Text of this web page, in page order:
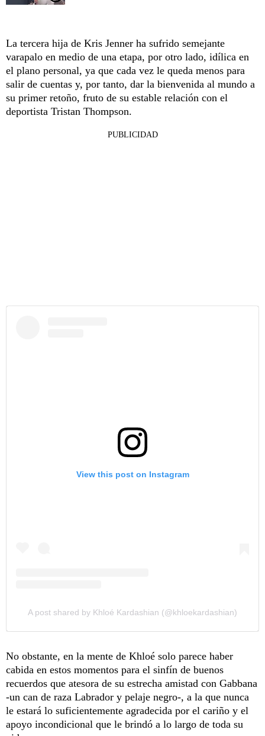
La tercera hija de Kris Jenner ha sufrido semejante
varapalo en medio de una etapa, por otro lado, idílica en
el plano personal, ya que cada vez le queda menos para
salir de cuentas y, por tanto, dar la bienvenida al mundo a
su primer retoño, fruto de su estable relación con el
deportista Tristan Thompson.
PUBLICIDAD
View this post on Instagram
A post shared by Khloé Kardashian (@khloekardashian)
No obstante, en la mente de Khloé solo parece haber
cabida en estos momentos para el sinfín de buenos
recuerdos que atesora de su estrecha amistad con Gabbana
-un can de raza Labrador y pelaje negro-, a la que nunca
le estará lo suficientemente agradecida por el cariño y el
apoyo incondicional que le brindó a lo largo de toda su